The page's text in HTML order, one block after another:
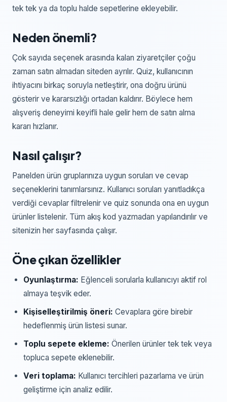
tek tek ya da toplu halde sepetlerine ekleyebilir.
Neden önemli?
Çok sayıda seçenek arasında kalan ziyaretçiler çoğu
zaman satın almadan siteden ayrılır. Quiz, kullanıcının
ihtiyacını birkaç soruyla netleştirir, ona doğru ürünü
gösterir ve kararsızlığı ortadan kaldırır. Böylece hem
alışveriş deneyimi keyifli hale gelir hem de satın alma
kararı hızlanır.
Nasıl çalışır?
Panelden ürün gruplarınıza uygun soruları ve cevap
seçeneklerini tanımlarsınız. Kullanıcı soruları yanıtladıkça
verdiği cevaplar filtrelenir ve quiz sonunda ona en uygun
ürünler listelenir. Tüm akış kod yazmadan yapılandırılır ve
sitenizin her sayfasında çalışır.
Öne çıkan özellikler
Oyunlaştırma: Eğlenceli sorularla kullanıcıyı aktif rol
almaya teşvik eder.
Kişiselleştirilmiş öneri: Cevaplara göre birebir
hedeflenmiş ürün listesi sunar.
Toplu sepete ekleme: Önerilen ürünler tek tek veya
topluca sepete eklenebilir.
Veri toplama: Kullanıcı tercihleri pazarlama ve ürün
geliştirme için analiz edilir.